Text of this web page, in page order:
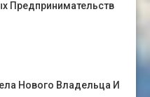
Предпринимательств
Нового Владельца И